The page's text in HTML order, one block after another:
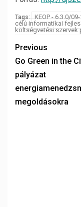
Tags: KEOP - 6.3.0/09-
célú informatikai
költségvetési szervek
Previous
Go Green in the
pályázat
megoldásokra